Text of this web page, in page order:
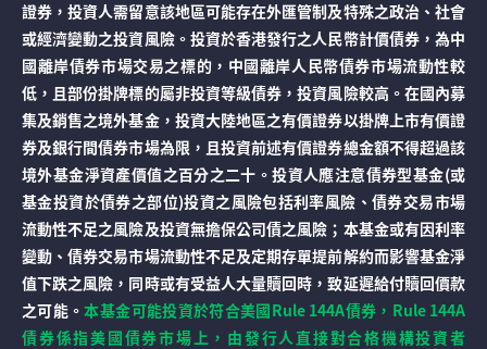
證券，投資人需留意該地區可能存在外匯管制及特殊之政治、社會
或經濟變動之投資風險。投資於香港發行之人民幣計價債券，為中
國離岸債券市場交易之標的，中國離岸人民幣債券市場流動性較
低，且部份掛牌標的屬非投資等級債券，投資風險較高。在國內募
集及銷售之境外基金，投資大陸地區之有價證券以掛牌上市有價證
券及銀行間債券市場為限，且投資前述有價證券總金額不得超過該
境外基金淨資產價值之百分之二十。投資人應注意債券型基金(或
基金投資於債券之部位)投資之風險包括利率風險、債券交易市場
流動性不足之風險及投資無擔保公司債之風險；本基金或有因利率
變動、債券交易市場流動性不足及定期存單提前解約而影響基金淨
值下跌之風險，同時或有受益人大量贖回時，致延遲給付贖回價款
之可能。本基金可能投資於符合美國Rule 144A債券，Rule 144A
債券係指美國債券市場上，由發行人直接對合格機構投資者